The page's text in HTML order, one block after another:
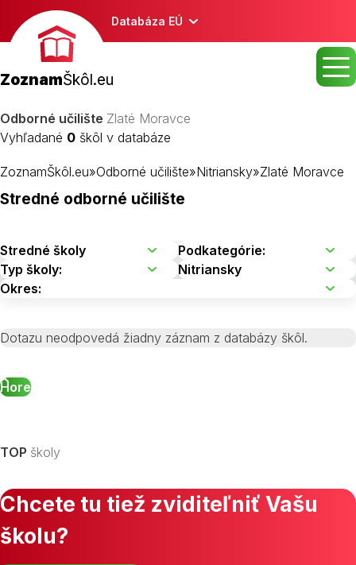
Databáza EÚ
ZoznamŠkôl.eu
Odborné učilište Zlaté Moravce
Vyhľadané 0 škôl v databáze
ZoznamŠkôl.eu»Odborné učilište»Nitriansky»Zlaté Moravce
Stredné odborné učilište
Dotazu neodpovedá žiadny záznam z databázy škôl.
Hore
TOP školy
Chcete tu tiež zviditeľniť Vašu
školu?